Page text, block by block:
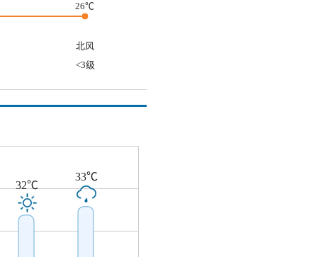
26℃
北风
<3级
32℃
33℃